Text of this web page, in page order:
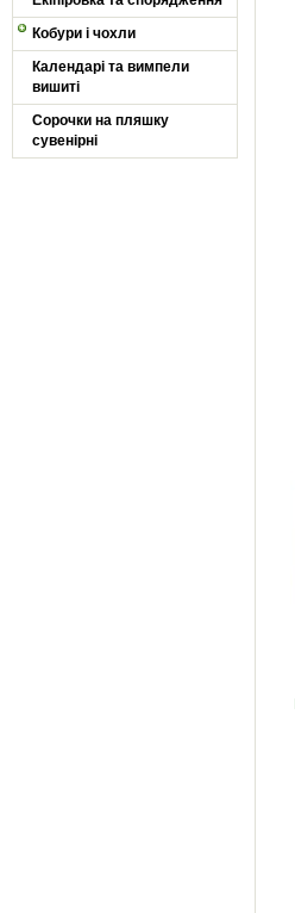
Кобури і чохли
Календарі та вимпели
вишиті
Сорочки на пляшку
сувенірні